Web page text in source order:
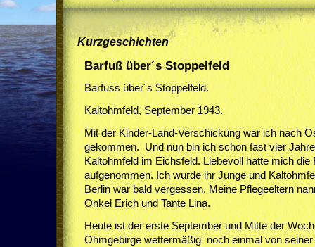
Kurzgeschichten
Barfuß über´s Stoppelfeld
Barfuss über´s Stoppelfeld.
Kaltohmfeld, September 1943.
Mit der Kinder-Land-Verschickung war ich nach
gekommen. Und nun bin ich schon fast vier
Kaltohmfeld im Eichsfeld. Liebevoll hatte mich
aufgenommen. Ich wurde ihr Junge und
Berlin war bald vergessen. Meine Pflegeeltern
Onkel Erich und Tante Lina.
Heute ist der erste September und Mitte der
Ohmgebirge wettermäßig noch einmal von